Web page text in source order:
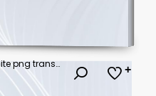
Orchid branches isolated on white png transparent background